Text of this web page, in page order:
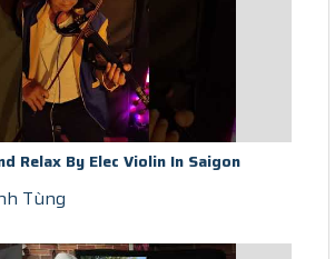
Relax By Elec Violin In Saigon
Sut Chi Duong...
Tùng